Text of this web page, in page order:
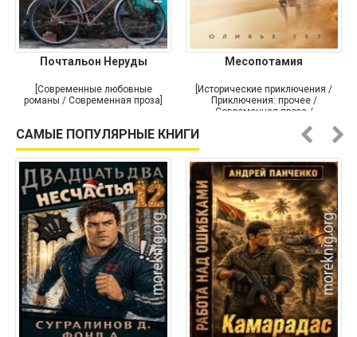
Почтальон Неруды
[Современные любовные
романы / Современная проза]
Месопотамия
[Исторические приключения /
Приключения: прочее /
Современная проза /
САМЫЕ ПОПУЛЯРНЫЕ КНИГИ